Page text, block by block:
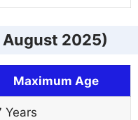
August 2025)
Maximum Age
Years